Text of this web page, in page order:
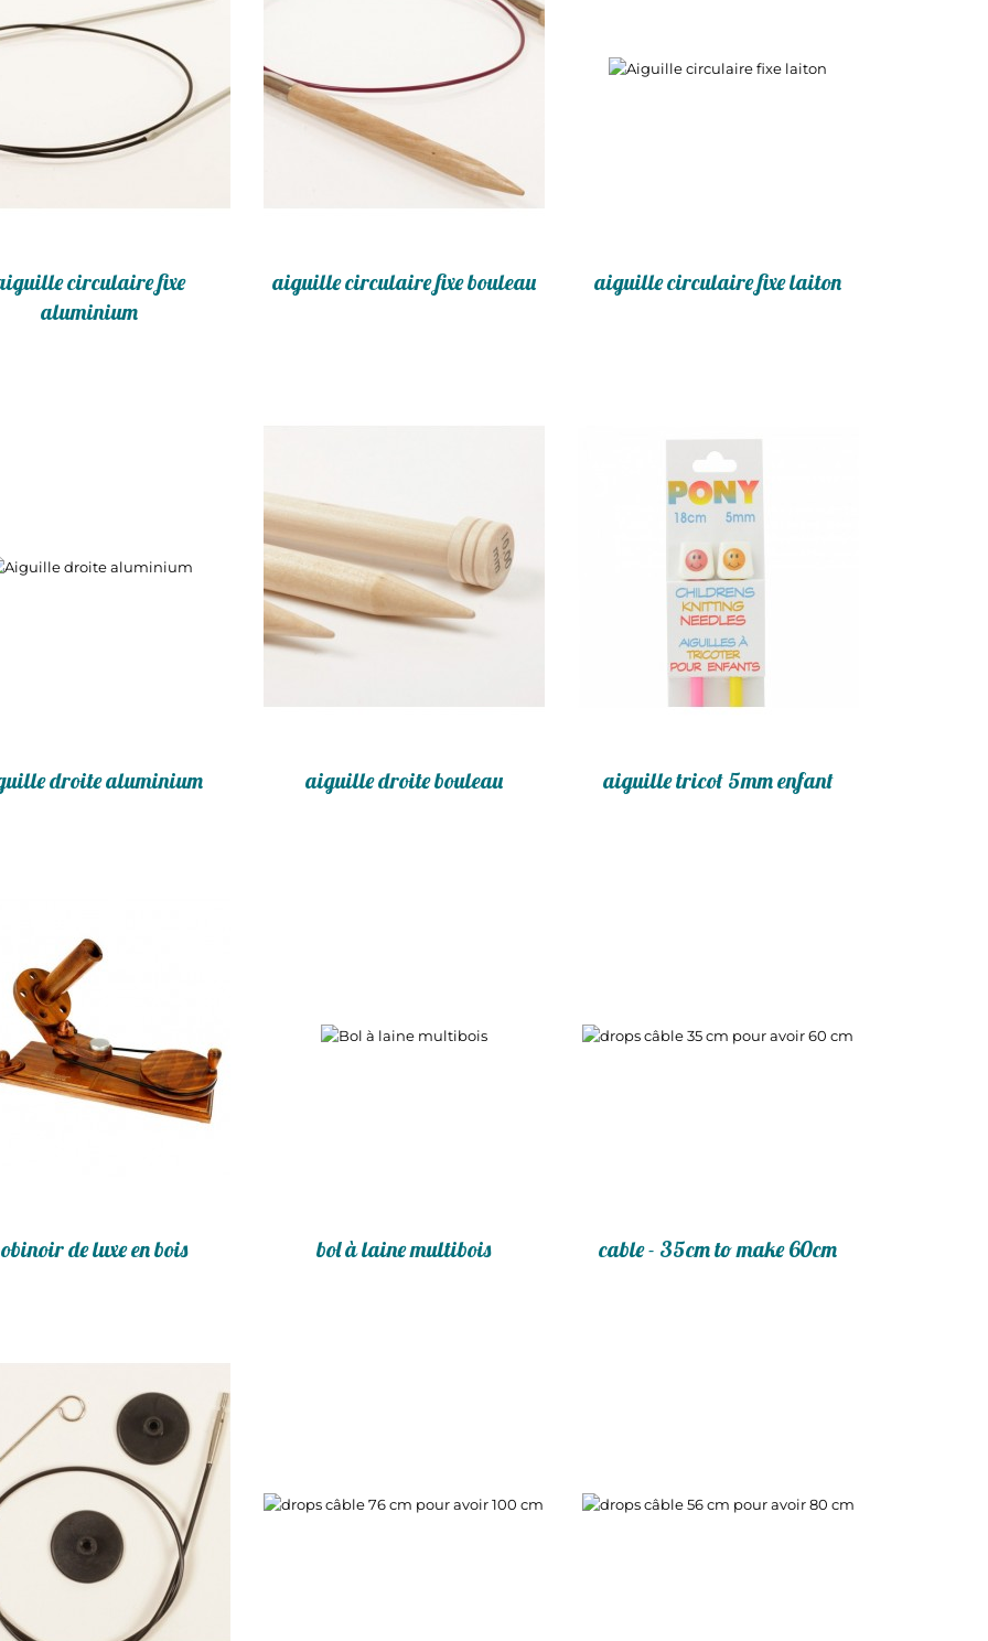
circulaire fixe
aluminium
aiguille circulaire fixe bouleau aiguille circulaire fixe laiton
droite aluminium aiguille droite bouleau aiguille tricot 5mm enfant
de luxe en bois bol à laine multibois cable - 35cm to make 60cm